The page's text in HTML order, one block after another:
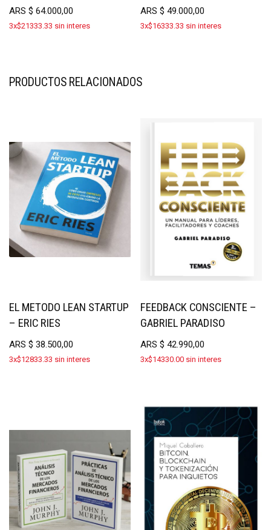
ARS $ 64.000,00
3x$21333.33 sin interes
ARS$ 49.000,00
3x$16333.33 sin interes
PRODUCTOS RELACIONADOS
EL METODO LEAN STARTUP
– ERIC RIES
ARS $ 38.500,00
3x$12833.33 sin interes
FEEDBACK CONSCIENTE –
GABRIEL PARADISO
ARS$ 42.990,00
3x$14330.00 sin interes